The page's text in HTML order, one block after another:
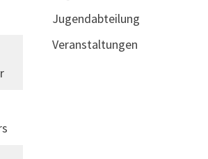
Jugendabteilung
Veranstaltungen